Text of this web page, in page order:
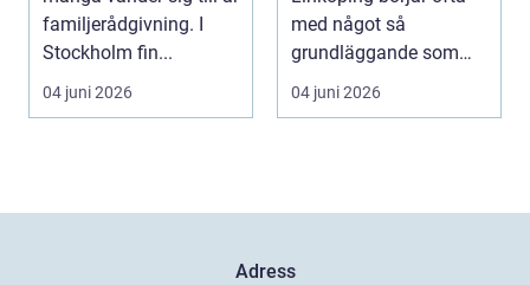
familjerådgivning. I
Stockholm fin...
04 juni 2026
med något så
grundläggande som
hur sopor hanteras. För
mån...
04 juni 2026
Adress